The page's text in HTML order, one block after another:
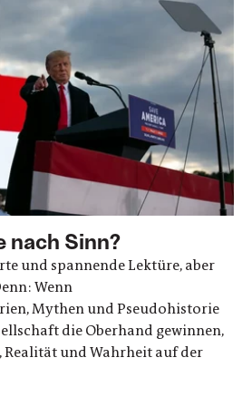
nach Sinn?
und spannende Lektüre, aber
Wenn
Mythen und Pseudohistorie
die Oberhand gewinnen,
Realität und Wahrheit auf der